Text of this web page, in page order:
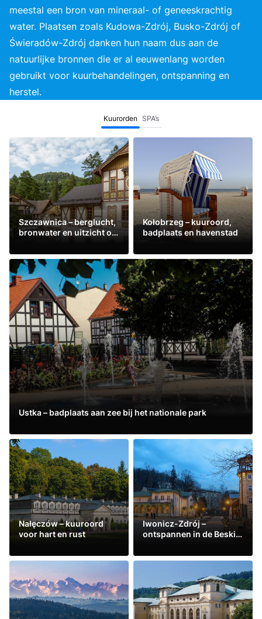
meestal een bron van mineraal- of geneeskrachtig
water. Plaatsen zoals Kudowa-Zdrój, Busko-Zdrój of
Świeradów-Zdrój danken hun naam dus aan de
natuurlijke bronnen die er al eeuwenlang worden
gebruikt voor kuurbehandelingen, ontspanning en
herstel.
Kuurorden SPA’s
Szczawnica – berglucht,
bronwater en uitzicht op
Lees meer
Kołobrzeg – kuuroord,
badplaats en havenstad
Lees meer
Ustka – badplaats aan zee bij het nationale park
Lees meer
Nałęczów – kuuroord
voor hart en rust
Lees meer
Iwonicz-Zdrój –
ontspannen in de Beskid
Lees meer